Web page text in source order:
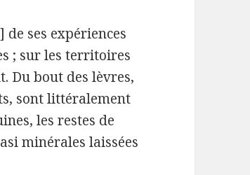
ses expériences
; sur les territoires
Du bout des lèvres,
sont littéralement
les restes de
minérales laissées